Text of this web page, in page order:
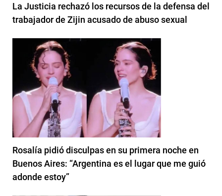
La Justicia rechazó los recursos de la defensa del
trabajador de Zijin acusado de abuso sexual
Rosalía pidió disculpas en su primera noche en
Buenos Aires: “Argentina es el lugar que me guió
adonde estoy”